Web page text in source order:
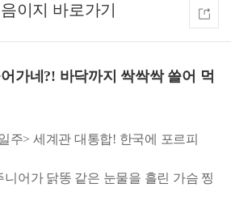
이지
가네?! 바닥까지 싹싹싹 쓸어 먹
주> 세계관 대통합! 한국에 포르피
어가 닭똥 같은 눈물을 흘린 가슴 찡